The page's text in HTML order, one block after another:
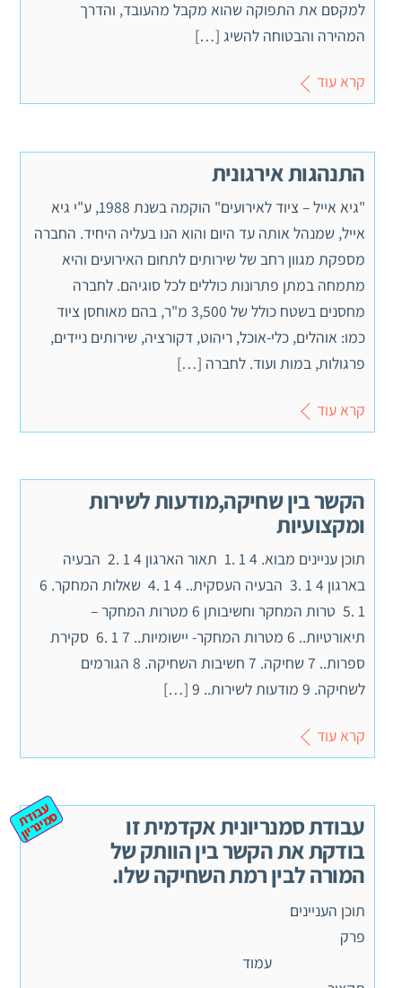
למקסם את התפוקה שהוא מקבל מהעובד, והדרך
המהירה והבטוחה להשיג […]
קרא עוד
התנהגות אירגונית
"גיא אייל – ציוד לאירועים" הוקמה בשנת 1988, ע"י גיא
אייל, שמנהל אותה עד היום והוא הנו בעליה היחיד. החברה
מספקת מגוון רחב של שירותים לתחום האירועים והיא
מתמחה במתן פתרונות כוללים לכל סוגיהם. לחברה
מחסנים בשטח כולל של 3,500 מ"ר, בהם מאוחסן ציוד
כמו: אוהלים, כלי-אוכל, ריהוט, דקורציה, שירותים ניידים,
פרגולות, במות ועוד. לחברה […]
קרא עוד
הקשר בין שחיקה,מודעות לשירות
ומקצועיות
תוכן עניינים מבוא. 4 1 .1 תאור הארגון 4 1 .2 הבעיה
בארגון 4 1 .3 הבעיה העסקית.. 4 1 .4 שאלות המחקר. 6
1 .5 טרות המחקר וחשיבותן 6 מטרות המחקר –
תיאורטיות.. 6 מטרות המחקר- יישומיות.. 7 1 .6 סקירת
ספרות.. 7 שחיקה. 7 חשיבות השחיקה. 8 הגורמים
לשחיקה. 9 מודעות לשירות.. 9 […]
קרא עוד
עבודת סמנריונית אקדמית זו
בודקת את הקשר בין הוותק של
המורה לבין רמת השחיקה שלו.
ע
ב
וד
ת
ס
מ
ינ
ר
יון
תוכן העניינים
פרק
עמוד